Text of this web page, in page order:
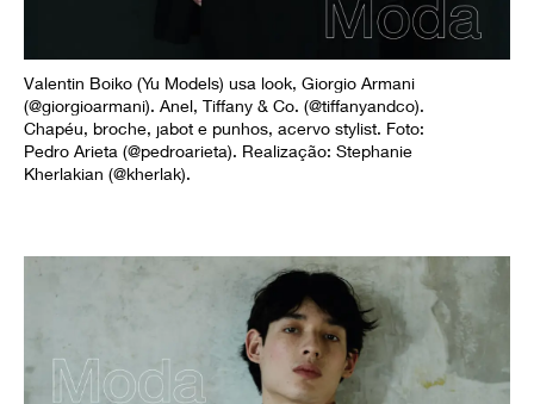
Valentin Boiko (Yu Models) usa look, Giorgio Armani
(@giorgioarmani). Anel, Tiffany & Co. (@tiffanyandco).
Chapéu, broche, jabot e punhos, acervo stylist. Foto:
Pedro Arieta (@pedroarieta). Realização: Stephanie
Kherlakian (@kherlak).